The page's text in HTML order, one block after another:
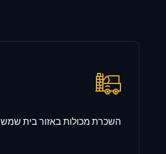
השכרת מכולות באזור בית שמש